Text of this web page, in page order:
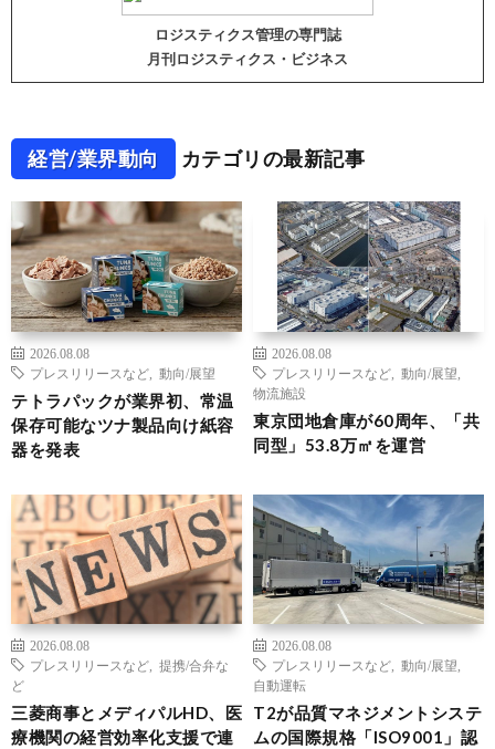
ロジスティクス管理の専門誌
月刊ロジスティクス・ビジネス
経営/業界動向 カテゴリの最新記事
2026.08.08
プレスリリースなど
動向/展望
テトラパックが業界初、常温
保存可能なツナ製品向け紙容
器を発表
2026.08.08
プレスリリースなど
動向/展望
物流施設
東京団地倉庫が60周年、「共
同型」53.8万㎡を運営
2026.08.08
プレスリリースなど
提携/合弁な
ど
三菱商事とメディパルHD、医
療機関の経営効率化支援で連
2026.08.08
プレスリリースなど
動向/展望
自動運転
T2が品質マネジメントシステ
ムの国際規格「ISO9001」認